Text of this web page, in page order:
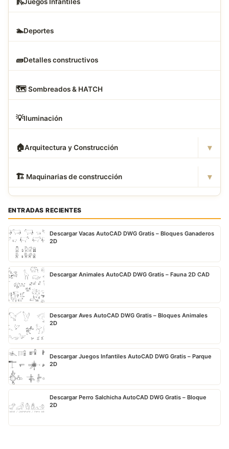
🏊Deportes
🧱Detalles constructivos
🗺️ Sombreados & HATCH
💡Iluminación
🏠Arquitectura y Construcción ▾
🏗 ️ Maquinarias de construcción ▾
ENTRADAS RECIENTES
Descargar Vacas AutoCAD DWG Gratis – Bloques Ganaderos
2D
Descargar Animales AutoCAD DWG Gratis – Fauna 2D CAD
Descargar Aves AutoCAD DWG Gratis – Bloques Animales
2D
Descargar Juegos Infantiles AutoCAD DWG Gratis – Parque
2D
Descargar Perro Salchicha AutoCAD DWG Gratis – Bloque
2D